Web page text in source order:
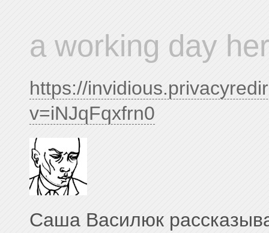
a working day
https://
v=iNJqFqxfrn0
Саша Василюк